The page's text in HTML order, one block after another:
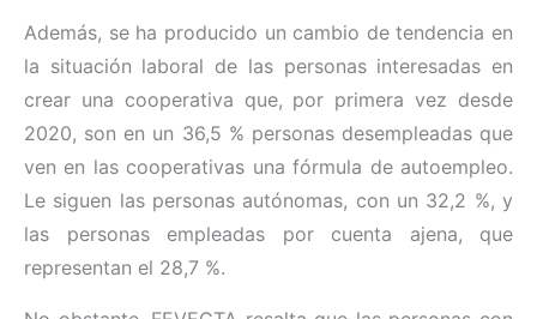
Además, se ha producido un cambio de tendencia en
la situación laboral de las personas interesadas en
crear una cooperativa que, por primera vez desde
2020, son en un 36,5 % personas desempleadas que
ven en las cooperativas una fórmula de autoempleo.
Le siguen las personas autónomas, con un 32,2 %, y
las personas empleadas por cuenta ajena, que
representan el 28,7 %.